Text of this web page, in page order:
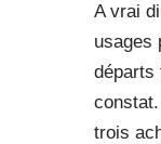
A vrai
usages
départs
trois